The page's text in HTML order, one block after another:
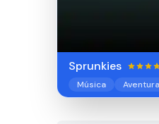
Sprunkies
Música Aventura